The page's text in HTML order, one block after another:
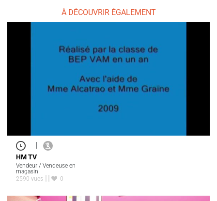
À DÉCOUVRIR ÉGALEMENT
HM TV
Vendeur / Vendeuse en
magasin
2590 vues
0